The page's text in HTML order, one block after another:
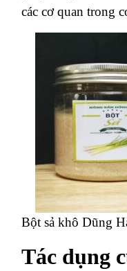
các cơ quan trong
Bột sả khô Dũng
Tác dụng